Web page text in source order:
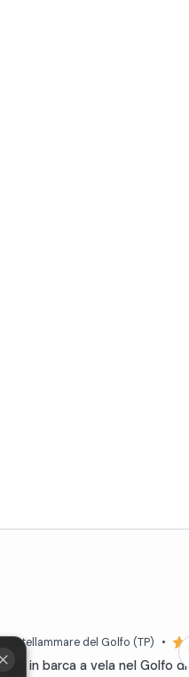
Castellammare del Golfo (TP) •
Giro in barca a vela nel Golfo di